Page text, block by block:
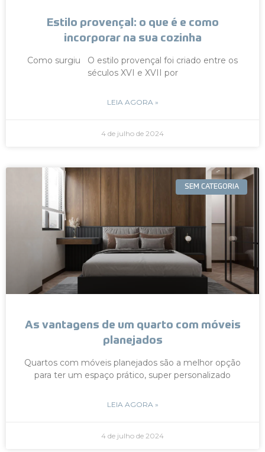
Estilo provençal: o que é e como
incorporar na sua cozinha
Como surgiu O estilo provençal foi criado entre os
séculos XVI e XVII por
LEIA AGORA »
4 de julho de 2024
SEM CATEGORIA
As vantagens de um quarto com móveis
planejados
Quartos com móveis planejados são a melhor opção
para ter um espaço prático, super personalizado
LEIA AGORA »
4 de julho de 2024